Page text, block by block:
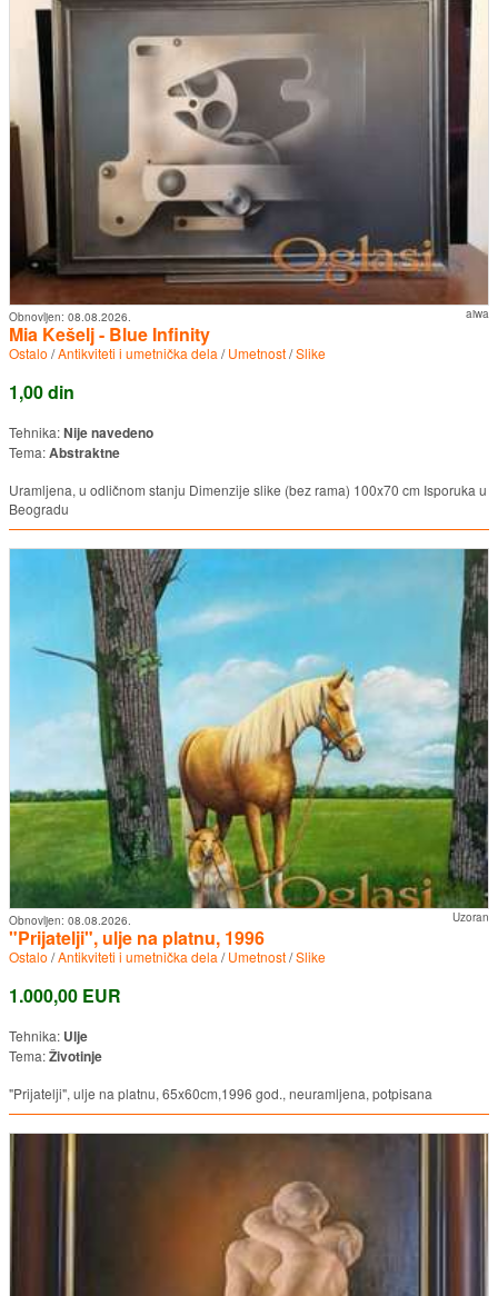
aiwa
Obnovljen: 08.08.2026.
Mia Kešelj - Blue Infinity
Ostalo /Antikviteti i umetnička dela /Umetnost/Slike
1,00 din
Tehnika:Nije navedeno
Tema:Abstraktne
Uramljena, u odličnom stanju Dimenzije slike (bez rama) 100x70 cm Isporuka u
Beogradu
Uzoran
Obnovljen: 08.08.2026.
"Prijatelji", ulje na platnu, 1996
Ostalo /Antikviteti i umetnička dela /Umetnost/Slike
1.000,00 EUR
Tehnika: Ulje
Tema:Životinje
"Prijatelji", ulje na platnu, 65x60cm,1996 god., neuramljena, potpisana